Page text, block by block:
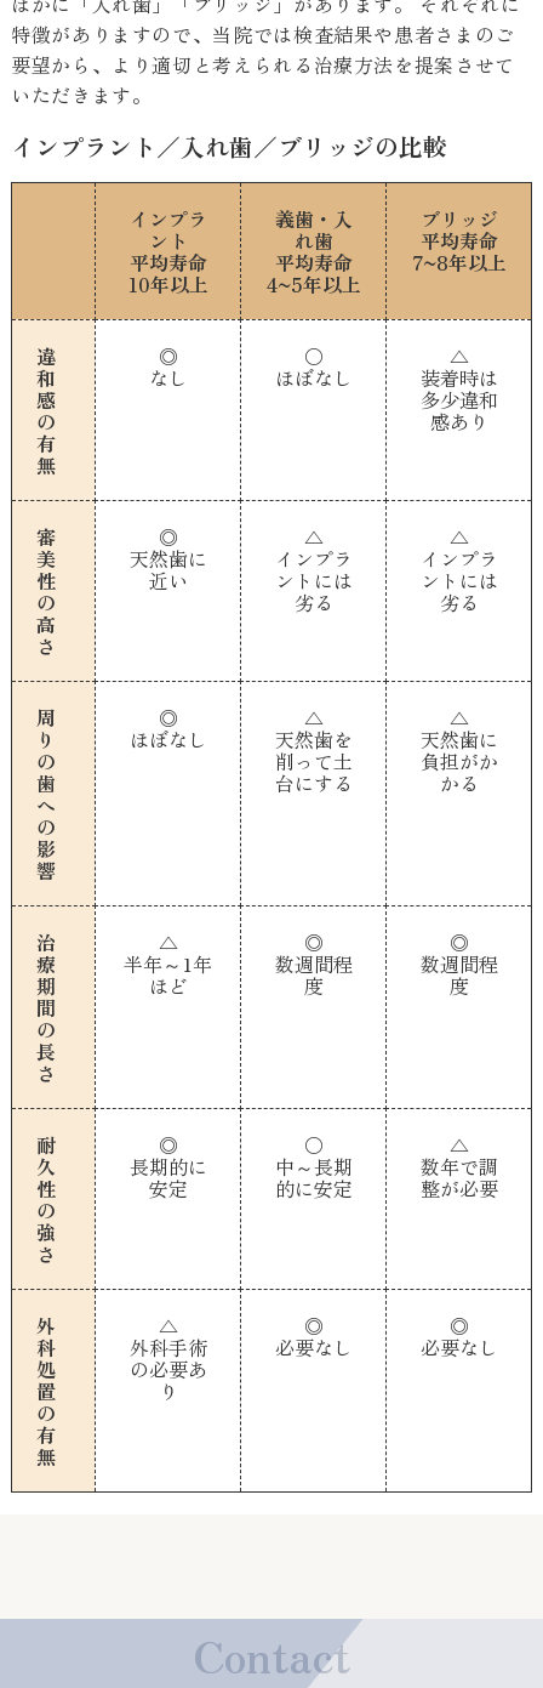
特徴がありますので、当院では検査結果や患者さまのご
要望から、より適切と考えられる治療方法を提案させて
いただきます。
インプラント／入れ歯／ブリッジの比較
インプラ
ント
平均寿命
10年以上
義歯・入
れ歯
平均寿命
4~5年以上
ブリッジ
平均寿命
7~8年以上
違
和
感
の
有
無
◎
なし
〇
ほぼなし
△
装着時は
多少違和
感あり
審
美
性
の
高
さ
◎
天然歯に
近い
△
インプラ
ントには
劣る
△
インプラ
ントには
劣る
周
り
の
歯
へ
の
影
響
◎
ほぼなし
△
天然歯を
削って土
台にする
△
天然歯に
負担がか
かる
治
療
期
間
の
長
さ
△
半年～1年
ほど
◎
数週間程
度
◎
数週間程
度
耐
久
性
の
強
さ
◎
長期的に
安定
〇
中～長期
的に安定
△
数年で調
整が必要
外
科
処
置
の
有
無
△
外科手術
の必要あ
り
◎
必要なし
◎
必要なし
Contact